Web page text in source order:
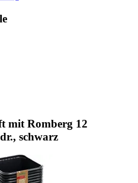
mit Romberg 12
schwarz